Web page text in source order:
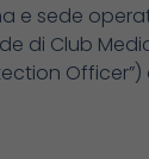
sede
di Club